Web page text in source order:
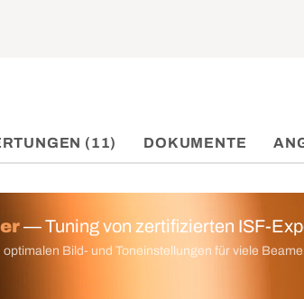
(11) DOKUMENTE
— Tuning von zertifizierten ISF-
Bild- und Toneinstellungen für viele